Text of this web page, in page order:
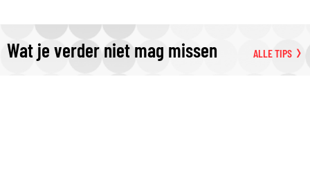
Wat je verder niet mag missen ALLE TIPS